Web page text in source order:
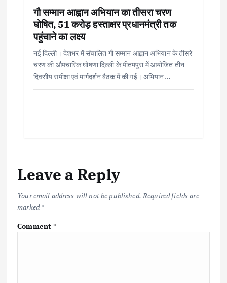
गौ सम्मान आह्वान अभियान का तीसरा चरण
घोषित, 51 करोड़ हस्ताक्षर प्रधानमंत्री तक
पहुंचाने का लक्ष्य
नई दिल्ली। देशभर में संचालित गौ सम्मान आह्वान अभियान के तीसरे
चरण की औपचारिक घोषणा दिल्ली के पीतमपुरा में आयोजित तीन
दिवसीय समीक्षा एवं मार्गदर्शन बैठक में की गई। अभियान…
Leave a Reply
Your email address will not be published. Required fields are
marked*
Comment*